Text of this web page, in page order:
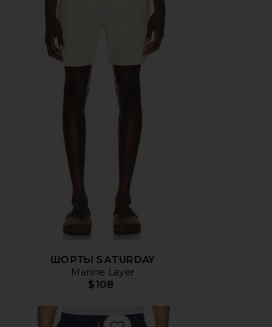
ШОРТЫ SATURDAY
Marine Layer
$108